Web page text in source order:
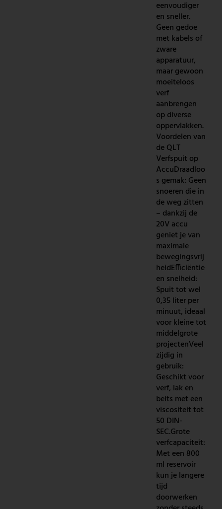
eenvoudiger
en sneller.
Geen gedoe
met kabels of
zware
apparatuur,
maar gewoon
moeiteloos
verf
aanbrengen
op diverse
oppervlakken.
Voordelen van
de QLT
Verfspuit op
AccuDraadloo
s gemak: Geen
snoeren die in
de weg zitten
– dankzij de
20V accu
geniet je van
maximale
bewegingsvrij
heidEfficiëntie
en snelheid:
Spuit tot wel
0,35 liter per
minuut, ideaal
voor kleine tot
middelgrote
projectenVeel
zijdig in
gebruik:
Geschikt voor
verf, lak en
beits met een
viscositeit tot
50 DIN-
SEC.Grote
verfcapaciteit:
Met een 800
ml reservoir
kun je langere
tijd
doorwerken